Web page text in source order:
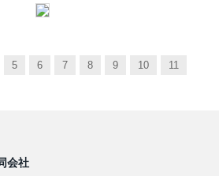
5 6 7 8 9 10
11
会社